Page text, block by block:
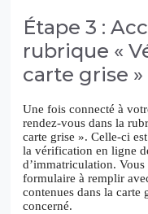
Étape 3 :
rubrique «
carte grise »
Une fois connecté à
rendez-vous dans la
carte grise ». Celle-ci
la vérification en ligne
d’immatriculation.
formulaire à remplir
contenues dans la carte
concerné.